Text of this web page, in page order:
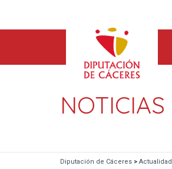
NOTICIAS
Diputación de Cáceres > Actualidad